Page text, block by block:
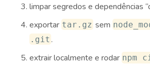
limpar segredos e dependências
exportar tar.gz sem
.git .
extrair localmente e rodar npm